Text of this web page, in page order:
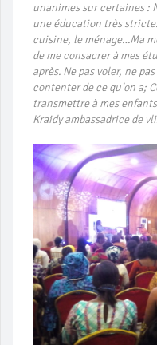
unanimes sur certaines :
une éducation très
cuisine, le ménage…Ma
de me consacrer à mes
après. Ne pas voler, ne
contenter de ce qu’on a;
transmettre à mes
Kraidy ambassadrice de